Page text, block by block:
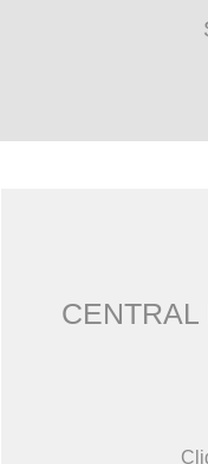
CENTRAL